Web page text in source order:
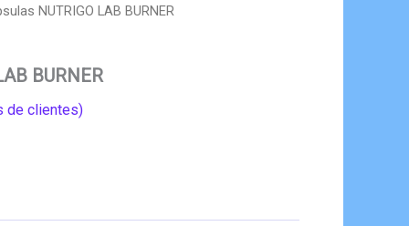
NUTRIGO LAB BURNER
BURNER
de clientes)